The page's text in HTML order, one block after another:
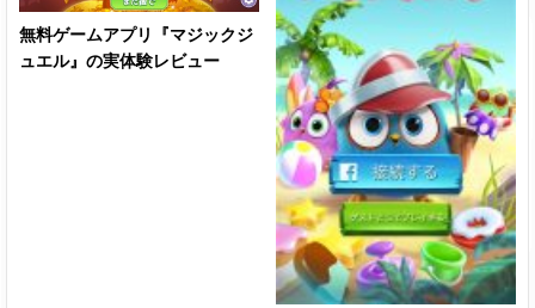
無料ゲームアプリ『マジックジ
ュエル』の実体験レビュー